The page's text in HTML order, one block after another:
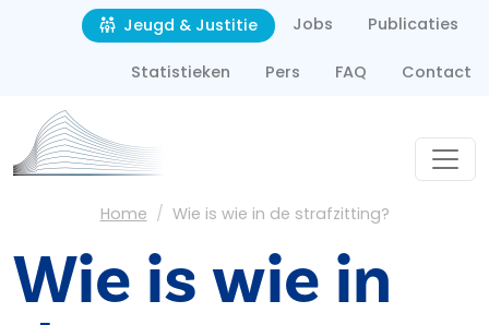
Overslaan en naar de inhoud gaan
Second navigation
Jeugd & Justitie Jobs Publicaties
Statistieken Pers FAQ Contact
Kruimelpad
Home Wie is wie in de strafzitting?
Wie is wie in